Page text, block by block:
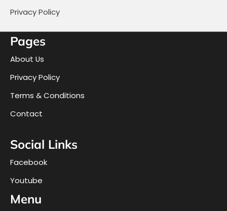
Privacy Policy
Pages
About Us
Privacy Policy
Terms & Conditions
Contact
Social Links
Facebook
Youtube
Menu